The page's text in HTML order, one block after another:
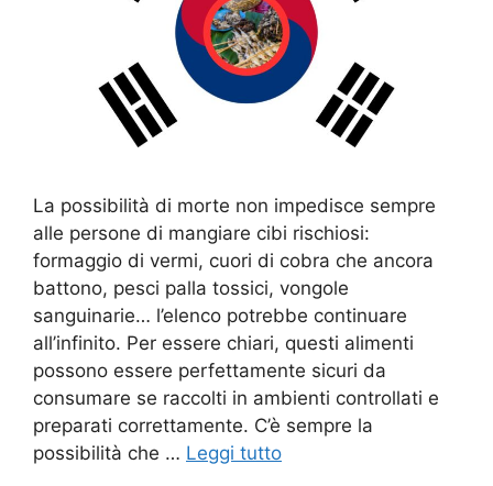
La possibilità di morte non impedisce sempre
alle persone di mangiare cibi rischiosi:
formaggio di vermi, cuori di cobra che ancora
battono, pesci palla tossici, vongole
sanguinarie… l’elenco potrebbe continuare
all’infinito. Per essere chiari, questi alimenti
possono essere perfettamente sicuri da
consumare se raccolti in ambienti controllati e
preparati correttamente. C’è sempre la
possibilità che … Leggi tutto